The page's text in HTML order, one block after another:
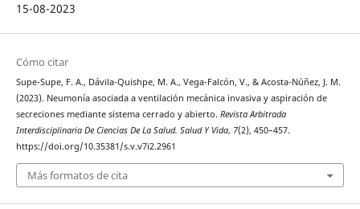
15-08-2023
Cómo citar
Supe-Supe, F. A., Dávila-Quishpe, M. A., Vega-Falcón, V., & Acosta-Núñez, J. M.
(2023). Neumonía asociada a ventilación mecánica invasiva y aspiración de
secreciones mediante sistema cerrado y abierto. Revista Arbitrada
Interdisciplinaria De Ciencias De La Salud. Salud Y Vida, 7(2), 450–457.
https://doi.org/10.35381/s.v.v7i2.2961
Más formatos de cita